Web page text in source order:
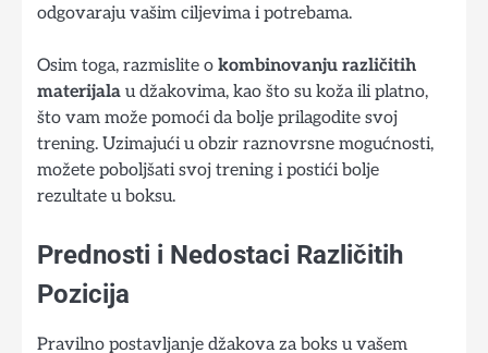
odgovaraju vašim ciljevima i potrebama.
Osim toga, razmislite o kombinovanju različitih
materijala u džakovima, kao što su koža ili platno,
što vam može pomoći da bolje prilagodite svoj
trening. Uzimajući u obzir raznovrsne mogućnosti,
možete poboljšati svoj trening i postići bolje
rezultate u boksu.
Prednosti i Nedostaci Različitih
Pozicija
Pravilno postavljanje džakova za boks u vašem